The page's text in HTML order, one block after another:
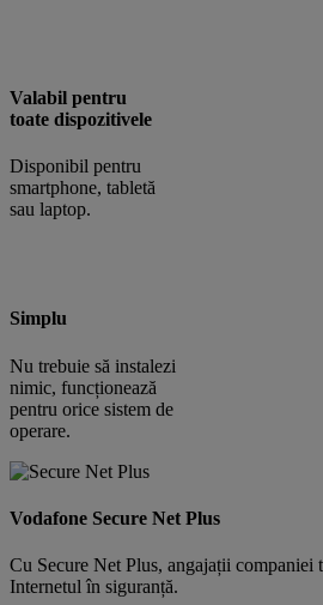
Valabil pentru
toate dispozitivele
Disponibil pentru
smartphone, tabletă
sau laptop.
Simplu
Nu trebuie să instalezi
nimic, funcționează
pentru orice sistem de
operare.
Vodafone Secure Net Plus
Cu Secure Net Plus, angajații companiei
Internetul în siguranță.